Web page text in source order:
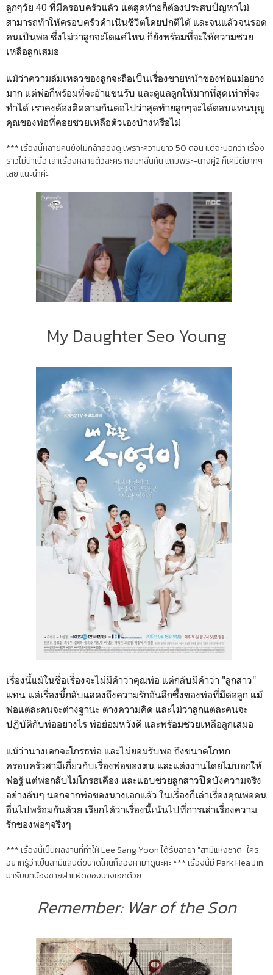
ลูกๆวัย 40 ที่มีครอบครัวแล้ว แต่สุดท้ายก็ต้องประสบปัญหาไม่
สามารถทำให้ครอบครัวดำเนินชีวิตโดยปกติได้ และจนแล้วจนรอด
คนเป็นพ่อ ซึ่งไม่ว่าลูกจะโตแค่ไหน ก็ยังพร้อมที่จะให้ความช่วย
เหลือลูกเสมอ
แม้ว่าความล้มเหลวของลูกจะถือเป็นเรื่องขายหน้าของพ่อแม่อย่าง
มาก แต่พ่อก็พร้อมที่จะอ้าแขนรับ และดูแลลูกให้มากที่สุดเท่าที่จะ
ทำได้ เราคงต้องติดตามกันต่อไปว่าสุดท้ายลูกๆจะได้ตอบแทนบุญ
คุณของพ่อที่คอยช่วยเหลือตัวเองบ้างหรือไม่
*** เรื่องนี้หลายคนยังไม่กล้าลองดู เพราะความยาว 50 ตอน แต่จะบอกว่า เรื่อง
ราวไม่น่าเบื่อ เล่าเรื่องหลายตัวละคร กลมกลืนกัน แถมพระ-นางคู่2 ก็เคมีดีมากๆ
เลย แนะนำค่ะ
My Daughter Seo Young
เรื่องนี้แม้ในชื่อเรื่องจะไม่มีคำว่าคุณพ่อ แต่กลับมีคำว่า "ลูกสาว"
แทน แต่เรื่องนี้กลับแสดงถึงความรักอันลึกซึ้งของพ่อที่มีต่อลูก แม้
พ่อแต่ละคนจะต่างฐานะ ต่างความคิด และไม่ว่าลูกแต่ละคนจะ
ปฏิบัติกับพ่ออย่างไร พ่อย่อมหวังดี และพร้อมช่วยเหลือลูกเสมอ
แม้ว่านางเอกจะโกรธพ่อ และไม่ยอมรับพ่อ ถึงขนาดโกหก
ครอบครัวสามีเกี่ยวกับเรื่องพ่อของตน และแต่งงานโดยไม่บอกให้
พ่อรู้ แต่พ่อกลับไม่โกรธเคือง และแอบช่วยลูกสาวปิดบังความจริง
อย่างลับๆ นอกจากพ่อของนางเอกแล้ว ในเรื่องก็เล่าเรื่องคุณพ่อคน
อื่นไปพร้อมกันด้วย เรียกได้ว่าเรื่องนี้เน้นไปที่การเล่าเรื่องความ
รักของพ่อๆจริงๆ
*** เรื่องนี้เป็นผลงานที่ทำให้ Lee Sang Yoon ได้รับฉายา "สามีแห่งชาติ" ใคร
อยากรู้ว่าเป็นสามีแสนดีขนาดไหนก็ลองหามาดูนะคะ *** เรื่องนี้มี Park Hea Jin
มารับบทน้องชายฝาแฝดของนางเอกด้วย
Remember: War of the Son